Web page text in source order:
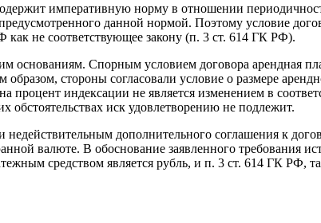
императивную норму в отношении
данной нормой. Поэтому условие
не соответствующее закону (п. 3 ст. 614 ГК РФ).
Спорным условием договора арендная
стороны согласовали условие о размере
процент индексации не является изменением в
обстоятельствах иск удовлетворению не подлежит.
дополнительного соглашения к
валюте. В обоснование заявленного требования
средством является рубль, и п. 3 ст. 614 ГК РФ,